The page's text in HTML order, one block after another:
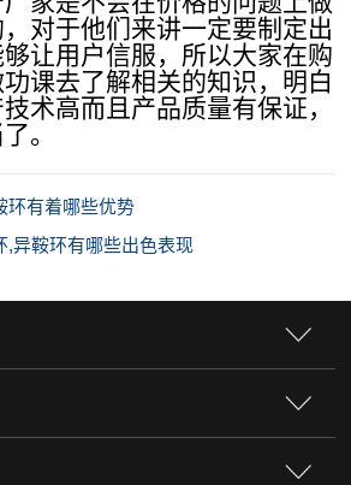
对于他们来讲一定要制定出
让用户信服，所以大家在购
课去了解相关的知识，明白
术高而且产品质量有保证，
。
环有着哪些优势
,异鞍环有哪些出色表现